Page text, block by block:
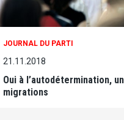
JOURNAL DU PARTI
21.11.2018
Oui à l’autodétermination,
migrations